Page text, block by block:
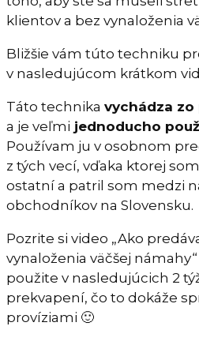
klientov a bez vynaloženia
Bližšie vám túto techniku
v nasledujúcom krátkom
Táto technika vychádza
a je veľmi jednoducho
Používam ju v osobnom
z tých vecí, vďaka ktorej
ostatní a patril som medzi
obchodníkov na Slovensku.
Pozrite si video „Ako
vynaloženia väčšej
použite v nasledujúcich 2
prekvapení, čo to dokáže
províziami 🙂